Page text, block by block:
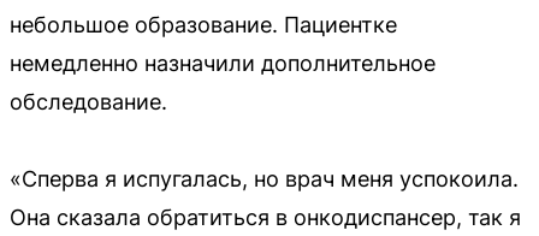
небольшое образование. Пациентке
немедленно назначили дополнительное
обследование.
«Сперва я испугалась, но врач меня успокоила.
Она сказала обратиться в онкодиспансер, так я